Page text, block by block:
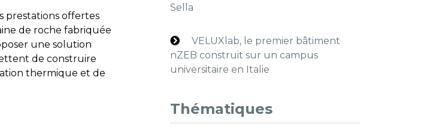
prestations offertes
de roche fabriquée
une solution
de construire
thermique et de
Sella
VELUXlab, le premier bâtiment
nZEB construit sur un campus
universitaire en Italie
Thématiques